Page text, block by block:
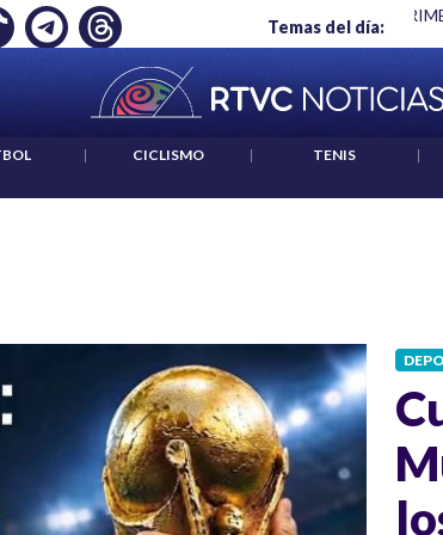
Temas del día:
| "HABLAR NO ES UN CRIMEN": CARTA DE
| CICLISMO | TENIS |